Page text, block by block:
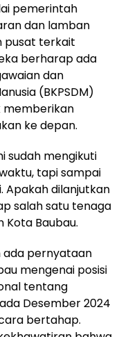
pemerintah
dan lamban
pusat terkait
berharap ada
dan
(BKPSDM)
memberikan
ke depan.
sudah mengikuti
tapi sampai
Apakah dilanjutkan
salah satu tenaga
Kota Baubau.
ada pernyataan
mengenai posisi
tentang
Desember 2024
bertahap.